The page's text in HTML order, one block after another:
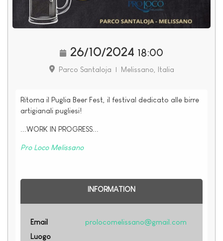
26/10/2024 18:00
Parco Santaloja | Melissano, Italia
Ritorna il Puglia Beer Fest, il festival dedicato alle birre
artigianali pugliesi!
...WORK IN PROGRESS...
Pro Loco Melissano
INFORMATION
Email
prolocomelissano@gmail.com
Luogo